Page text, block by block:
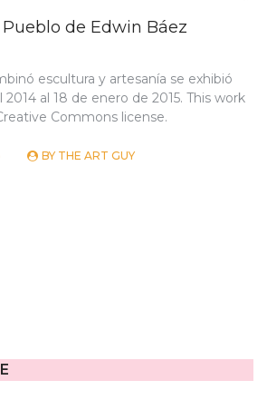
de Edwin Báez
escultura y artesanía se exhibió
al 18 de enero de 2015. This work
Commons license.
BY THE ART GUY